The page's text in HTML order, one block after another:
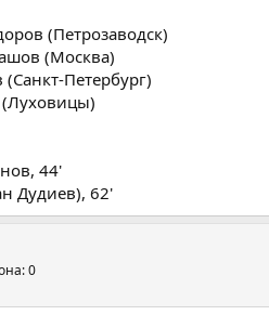
(Петрозаводск)
(Москва)
Петербург)
44'
Дудиев), 62'
0